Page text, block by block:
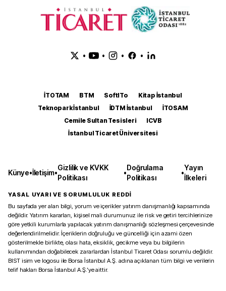
• • • •
İTOTAM BTM SoftITo
Kitap İstanbul
Teknopark İstanbul
İDTM İstanbul
İTOSAM
Cemile Sultan Tesisleri
ICVB
İstanbul Ticaret Üniversitesi
Künye•İletişim•
Gizlilik ve KVKK
Politikası
•
Doğrulama
Politikası
•
Yayın
İlkeleri
YASAL UYARI VE SORUMLULUK REDDİ
Bu sayfada yer alan bilgi, yorum ve içerikler yatırım danışmanlığı kapsamında
değildir. Yatırım kararları, kişisel mali durumunuz ile risk ve getiri tercihlerinize
göre yetkili kurumlarla yapılacak yatırım danışmanlığı sözleşmesi çerçevesinde
değerlendirilmelidir. İçeriklerin doğruluğu ve güncelliği için azami özen
gösterilmekle birlikte, olası hata, eksiklik, gecikme veya bu bilgilerin
kullanımından doğabilecek zararlardan İstanbul Ticaret Odası sorumlu değildir.
BIST isim ve logosu ile Borsa İstanbul A.Ş. adına açıklanan tüm bilgi ve verilerin
telif hakları Borsa İstanbul A.Ş.’ye aittir.